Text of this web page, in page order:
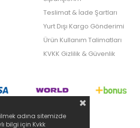
Teslimat & İade Şartları
Yurt Dışı Kargo Gönderimi
Ürün Kullanım Talimatları
KVKK Gizlilik & Güvenlik
adına sitemizde
bilgi için Kvkk